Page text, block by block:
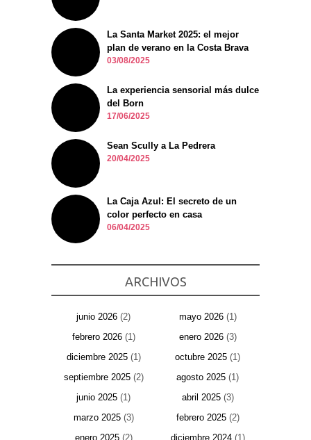
La Santa Market 2025: el mejor
plan de verano en la Costa Brava
03/08/2025
La experiencia sensorial más dulce
del Born
17/06/2025
Sean Scully a La Pedrera
20/04/2025
La Caja Azul: El secreto de un
color perfecto en casa
06/04/2025
ARCHIVOS
junio 2026 (2) mayo 2026(1)
febrero 2026(1) enero 2026(3)
diciembre 2025(1) octubre 2025 (1)
septiembre 2025(2) agosto 2025 (1)
junio 2025 (1) abril 2025(3)
marzo 2025(3) febrero 2025(2)
enero 2025(2) diciembre 2024(1)